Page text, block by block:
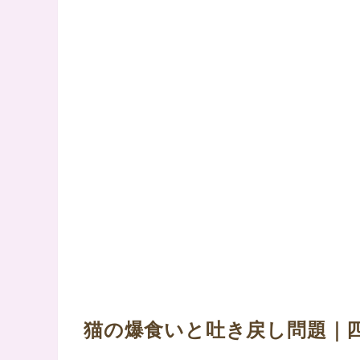
猫の爆食いと吐き戻し問題｜